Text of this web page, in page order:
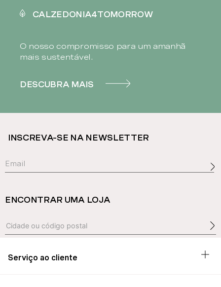
CALZEDONIA4TOMORROW
O nosso compromisso para um amanhã
mais sustentável.
DESCUBRA MAIS
INSCREVA-SE NA NEWSLETTER
ENCONTRAR UMA LOJA
Serviço ao cliente